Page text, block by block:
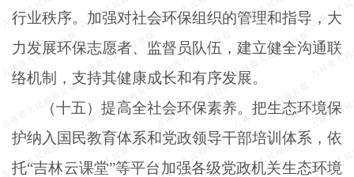
行业秩序。加强对社会环保组织的管理和指导，大
力发展环保志愿者、监督员队伍，建立健全沟通联
络机制，支持其健康成长和有序发展。
（十五）提高全社会环保素养。把生态环境保
护纳入国民教育体系和党政领导干部培训体系，依
托“吉林云课堂”等平台加强各级党政机关生态环境